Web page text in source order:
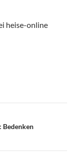
heise-online
Bedenken